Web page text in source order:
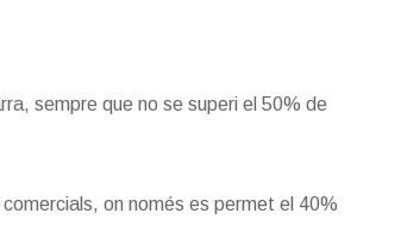
sempre que no se superi el 50% de
on només es permet el 40%